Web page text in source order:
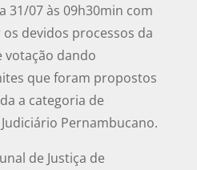
31/07 às 09h30min com
devidos processos da
votação dando
que foram propostos
a categoria de
Pernambucano.
de Justiça de